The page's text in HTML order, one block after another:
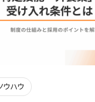
ウハウ